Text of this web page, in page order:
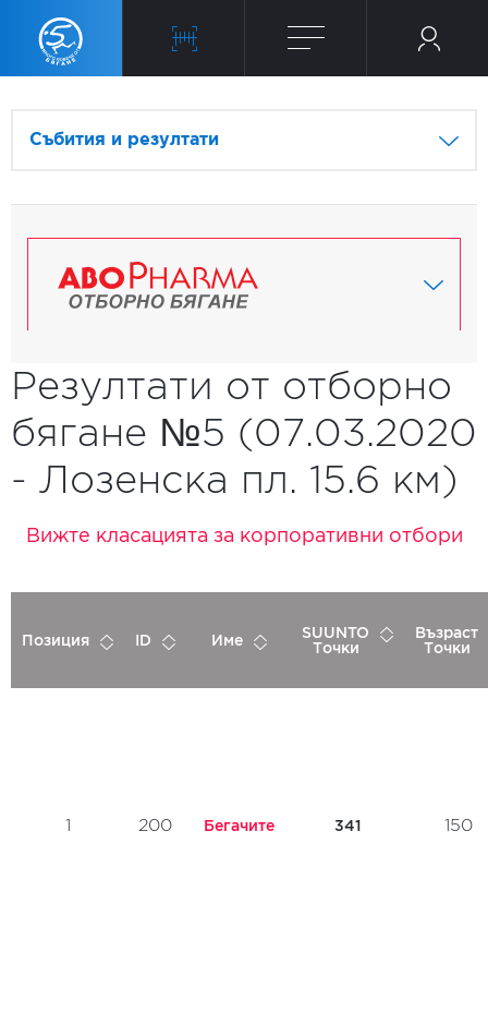
Събития и резултати
Резултати от отборно
бягане №5 (07.03.2020
- Лозенска пл. 15.6 км)
Вижте класацията за корпоративни отбори
Позиция ID Име
SUUNTO
Точки
Възраст
Точки
1 200 Бегачите 341 150